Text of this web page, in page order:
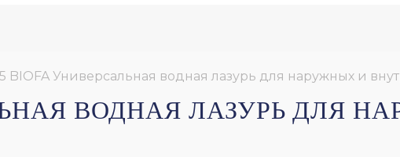
BIOFA Универсальная водная лазурь для наружных и
ВОДНАЯ ЛАЗУРЬ ДЛЯ